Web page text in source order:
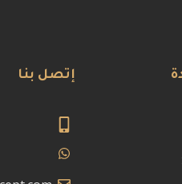
إتصل بنا